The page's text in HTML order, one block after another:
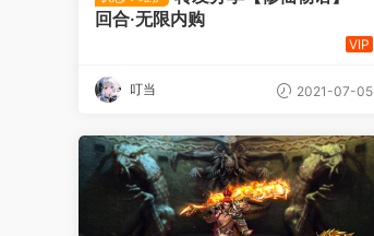
回合·无限内购
VIP
叮当 2021-07-05